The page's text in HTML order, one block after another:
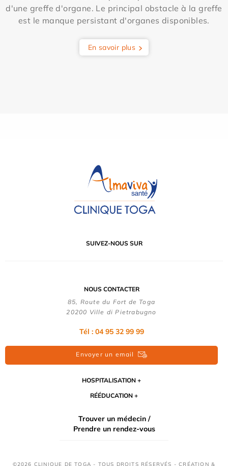
d'une greffe d'organe. Le principal obstacle à la greffe
est le manque persistant d'organes disponibles.
En savoir plus
SUIVEZ-NOUS SUR
NOUS CONTACTER
85, Route du Fort de Toga
20200 Ville di Pietrabugno
Tél : 04 95 32 99 99
Envoyer un email
HOSPITALISATION
RÉÉDUCATION
Trouver un médecin /
Prendre un rendez-vous
©2026 CLINIQUE DE TOGA - TOUS DROITS RÉSERVÉS - CRÉATION &